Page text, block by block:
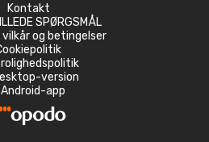
Kontakt
SPØRGSMÅL
vilkår og betingelser
version
Android-app